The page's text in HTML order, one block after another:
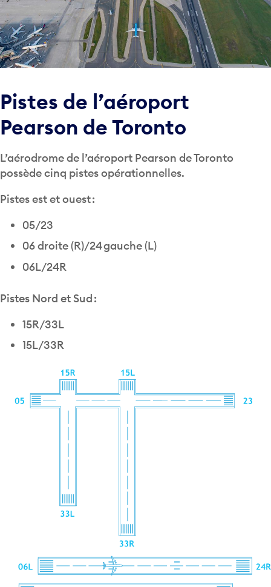
Pistes de l’aéroport
Pearson de Toronto
possède cinq pistes opérationnelles.
06 droite (R)/24 gauche (L)
06L/24R
15L/33R